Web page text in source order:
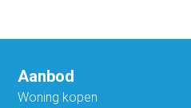
Aanbod
Woning kopen